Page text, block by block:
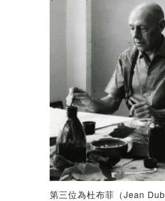
第三位為杜布菲（Jean